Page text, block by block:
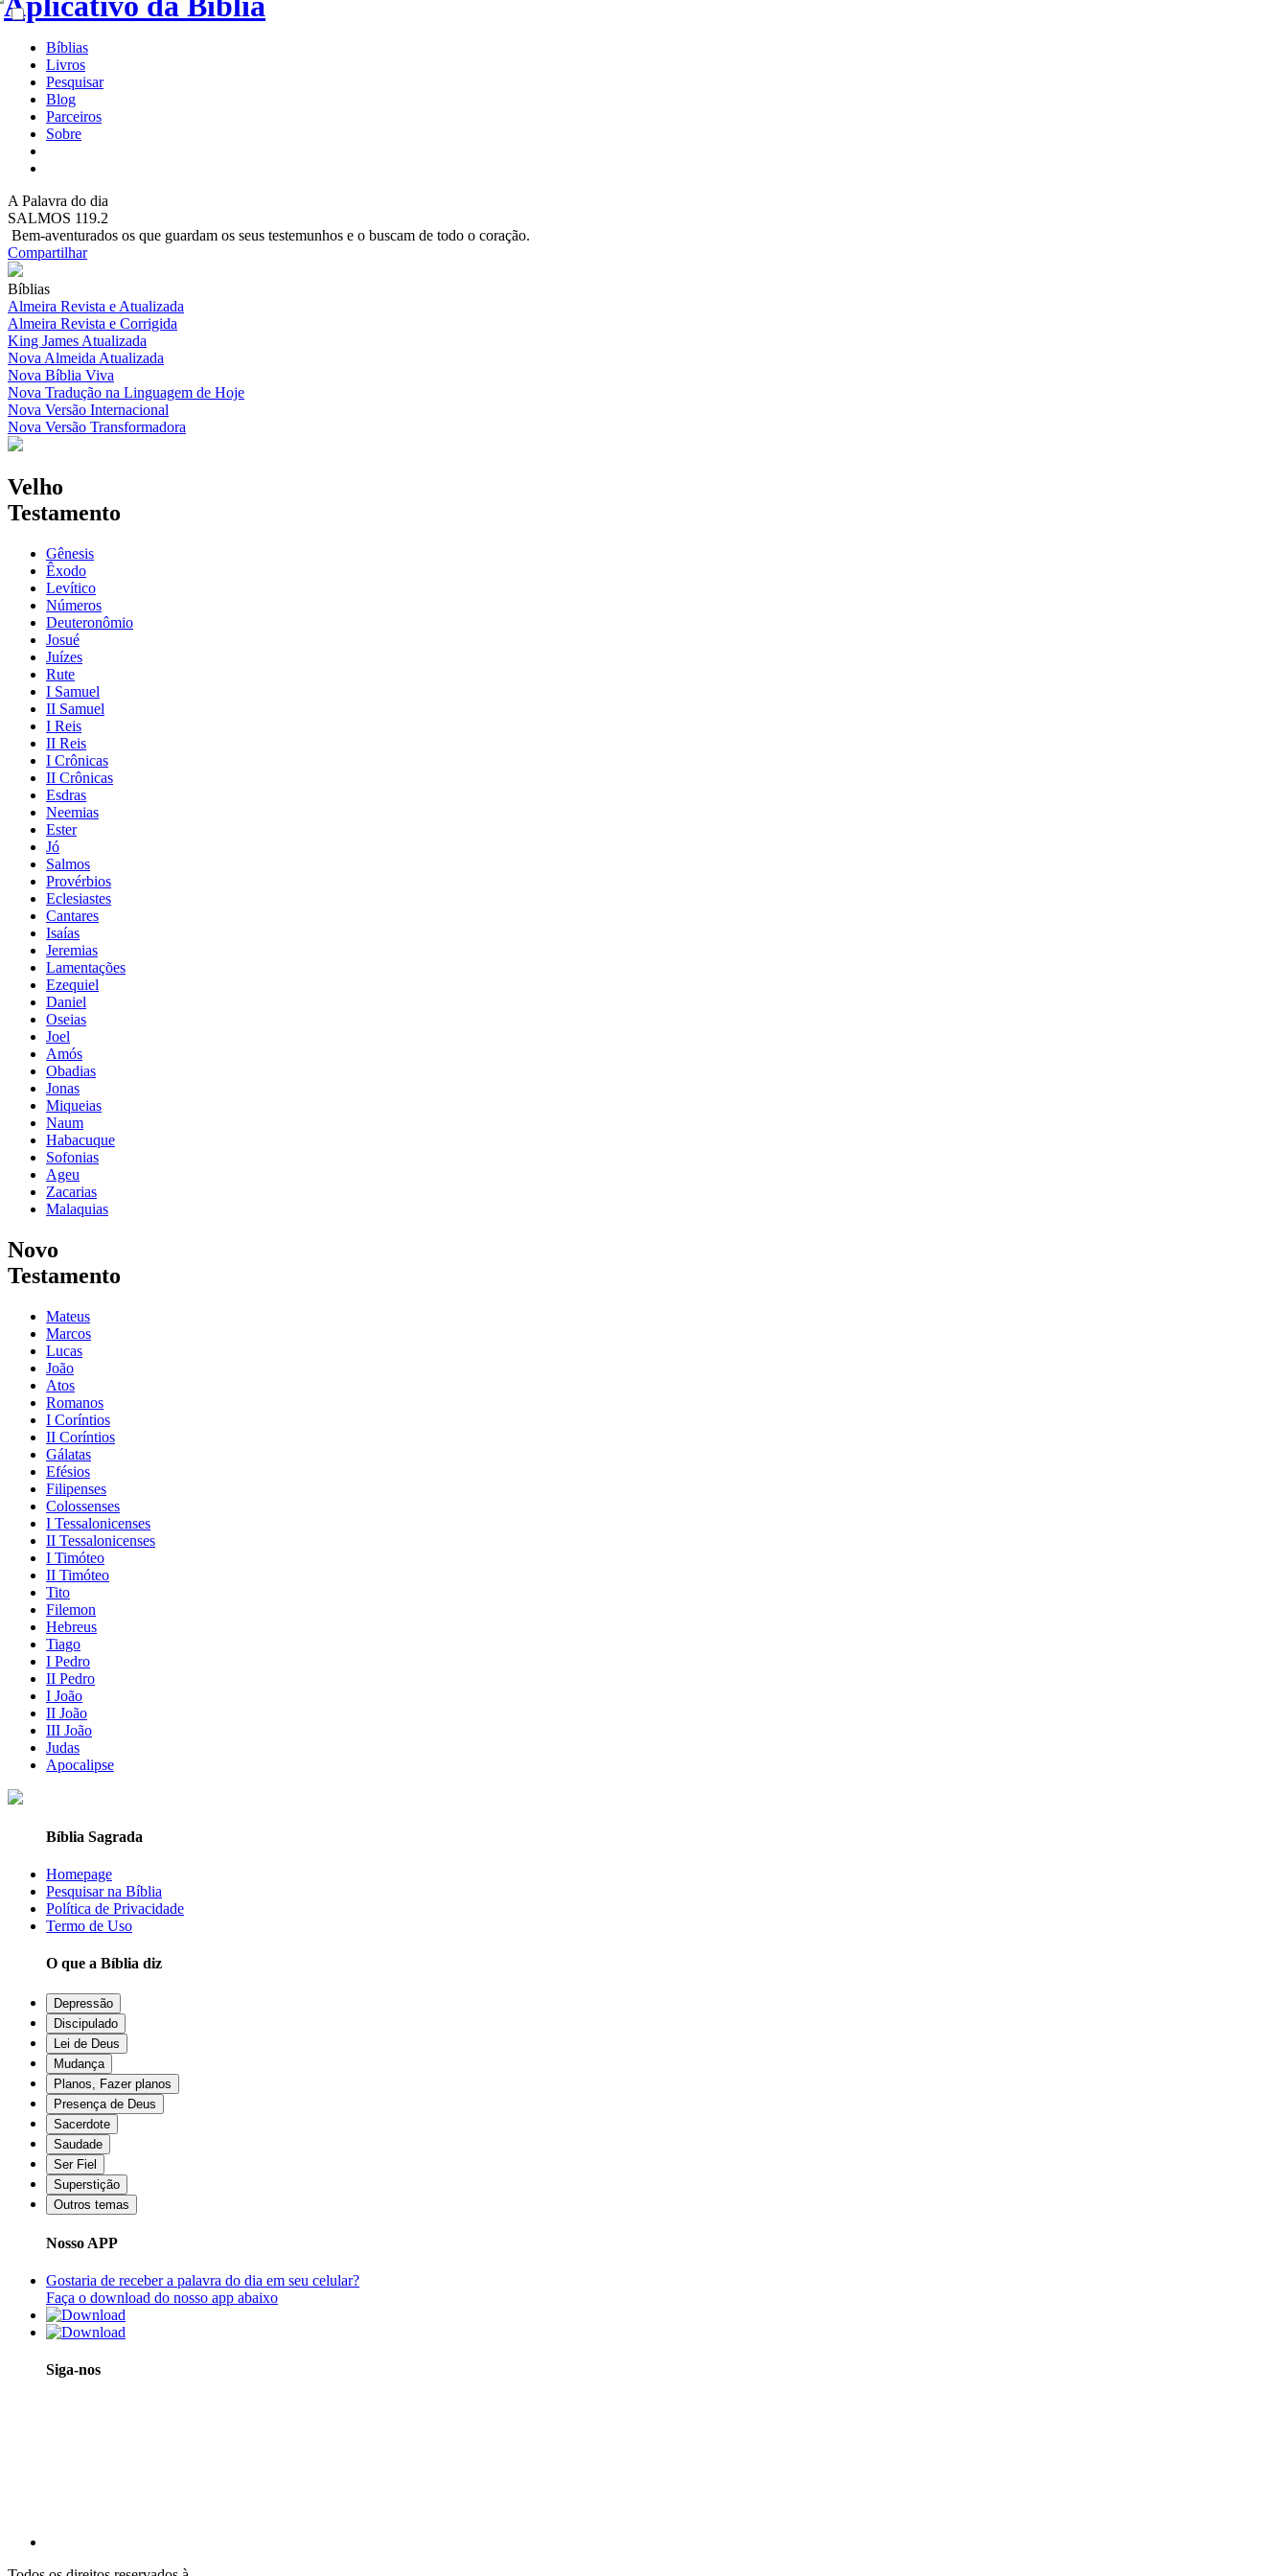
Bíblias
Livros
Pesquisar
Blog
Parceiros
Sobre
A Palavra do dia
SALMOS 119.2
Bem-aventurados os que guardam os seus testemunhos e o buscam de todo o coração.
Compartilhar
Bíblias
Almeira Revista e Atualizada
Almeira Revista e Corrigida
King James Atualizada
Nova Almeida Atualizada
Nova Bíblia Viva
Nova Tradução na Linguagem de Hoje
Nova Versão Internacional
Nova Versão Transformadora
Velho
Testamento
Gênesis
Êxodo
Levítico
Números
Deuteronômio
Josué
Juízes
Rute
I Samuel
II Samuel
I Reis
II Reis
I Crônicas
II Crônicas
Esdras
Neemias
Ester
Jó
Salmos
Provérbios
Eclesiastes
Cantares
Isaías
Jeremias
Lamentações
Ezequiel
Daniel
Oseias
Joel
Amós
Obadias
Jonas
Miqueias
Naum
Habacuque
Sofonias
Ageu
Zacarias
Malaquias
Novo
Testamento
Mateus
Marcos
Lucas
João
Atos
Romanos
I Coríntios
II Coríntios
Gálatas
Efésios
Filipenses
Colossenses
I Tessalonicenses
II Tessalonicenses
I Timóteo
II Timóteo
Tito
Filemon
Hebreus
Tiago
I Pedro
II Pedro
I João
II João
III João
Judas
Apocalipse
Bíblia Sagrada
Homepage
Pesquisar na Bíblia
Política de Privacidade
Termo de Uso
O que a Bíblia diz
Depressão
Discipulado
Lei de Deus
Mudança
Planos, Fazer planos
Presença de Deus
Sacerdote
Saudade
Ser Fiel
Superstição
Outros temas
Nosso APP
Gostaria de receber a palavra do dia em seu celular?
Faça o download do nosso app abaixo
Siga-nos